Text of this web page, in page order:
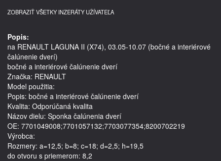
ZOBRAZIŤ VŠETKY INZERÁTY UŽÍVATEĽA
Popis:
na RENAULT LAGUNA II (X74), 03.05-10.07 (bočné a interiérové
čalúnenie dverí)
bočné a interiérové čalúnenie dverí
Značka: RENAULT
Model použitia:
Popis: bočné a interiérové čalúnenie dverí
Kvalita: Odporúčaná kvalita
Názov dielu: Sponka čalúnenia dverí
OE: 7701049008;7701057132;7703077354;8200702219
Výrobca:
Rozmery: a=12,5; b=8; c=18; d=2,5; h=19,5
do otvoru s priemerom: 8,2